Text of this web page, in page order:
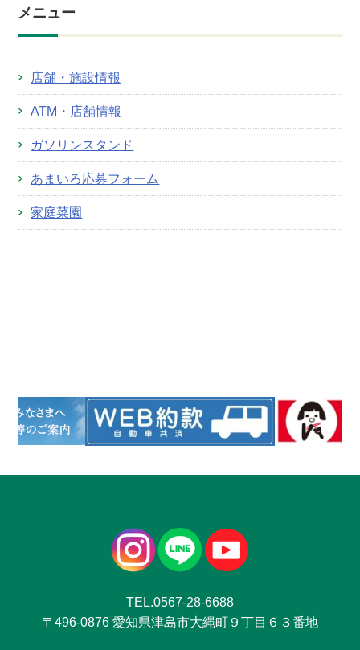
メニュー
店舗・施設情報
ATM・店舗情報
ガソリンスタンド
あまいろ応募フォーム
家庭菜園
TEL.0567-28-6688
〒496-0876 愛知県津島市大縄町９丁目６３番地